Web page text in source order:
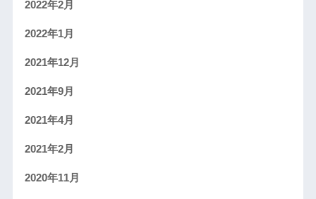
2022年2月
2022年1月
2021年12月
2021年9月
2021年4月
2021年2月
2020年11月